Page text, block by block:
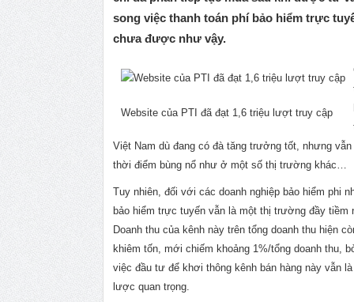
song việc thanh toán phí bảo hiểm trực
chưa được như vậy.
Website của PTI đã đạt 1,6 triệu lượt truy cập
Việt Nam dù đang có đà tăng trưởng tốt, nhưng
thời điểm bùng nổ như ở một số thị trường khác…
Tuy nhiên, đối với các doanh nghiệp bảo hiểm phi
bảo hiểm trực tuyến vẫn là một thị trường đầy tiềm
Doanh thu của kênh này trên tổng doanh thu hiện
khiêm tốn, mới chiếm khoảng 1%/tổng doanh thu,
việc đầu tư để khơi thông kênh bán hàng này vẫn
lược quan trọng.